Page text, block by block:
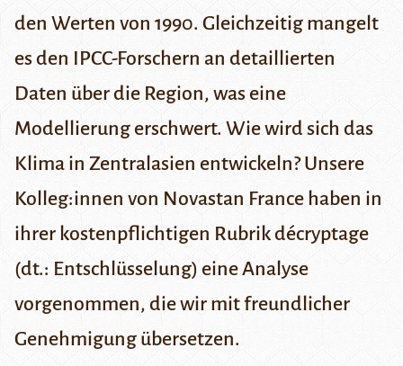
den Werten von 1990. Gleichzeitig mangelt
es den IPCC-Forschern an detaillierten
Daten über die Region, was eine
Modellierung erschwert. Wie wird sich das
Klima in Zentralasien entwickeln? Unsere
Kolleg:innen von Novastan France haben in
ihrer kostenpflichtigen Rubrikdécryptage
(dt.: Entschlüsselung) eine Analyse
vorgenommen, die wir mit freundlicher
Genehmigung übersetzen.